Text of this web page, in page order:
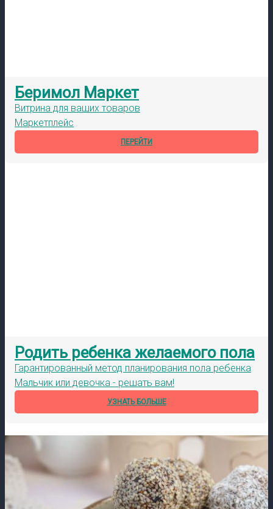
Беримол Маркет
Витрина для ваших товаров
Маркетплейс
ПЕРЕЙТИ
Родить ребенка желаемого пола
Гарантированный метод планирования пола ребенка
Мальчик или девочка - решать вам!
УЗНАТЬ БОЛЬШЕ